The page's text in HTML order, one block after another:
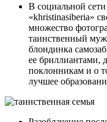
В социальной
«khristinasiberia»
множество
таинственный
блондинка
ее бриллиантами,
поклонникам и о
лучшее